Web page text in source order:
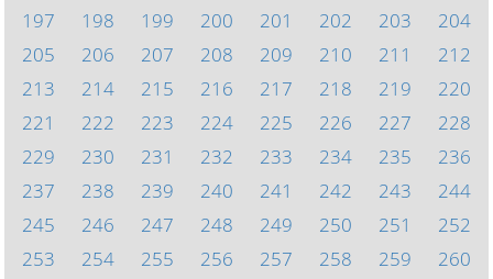
197
198 199 200 201 202 203
204
205
206 207 208 209 210 211
212
213
214 215 216 217 218 219
220
221
222 223 224 225 226 227
228
229
230 231 232 233 234 235
236
237
238 239 240 241 242 243
244
245
246 247 248 249 250 251
252
253
254 255 256 257 258 259
260